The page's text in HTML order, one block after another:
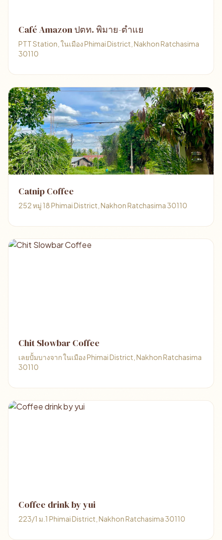
Café Amazon ปตท. พิมาย-ตำแย
PTT Station, ในเมือง Phimai District, Nakhon Ratchasima
30110
Catnip Coffee
252 หมู่ 18 Phimai District, Nakhon Ratchasima 30110
Chit Slowbar Coffee
เลยปั้มบางจาก ในเมือง Phimai District, Nakhon Ratchasima
30110
Coffee drink by yui
223/1 ม.1 Phimai District, Nakhon Ratchasima 30110